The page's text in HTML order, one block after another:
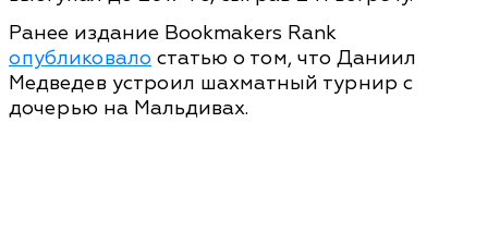
Ранее издание Bookmakers Rank
опубликовало статью о том, что Даниил
Медведев устроил шахматный турнир с
дочерью на Мальдивах.